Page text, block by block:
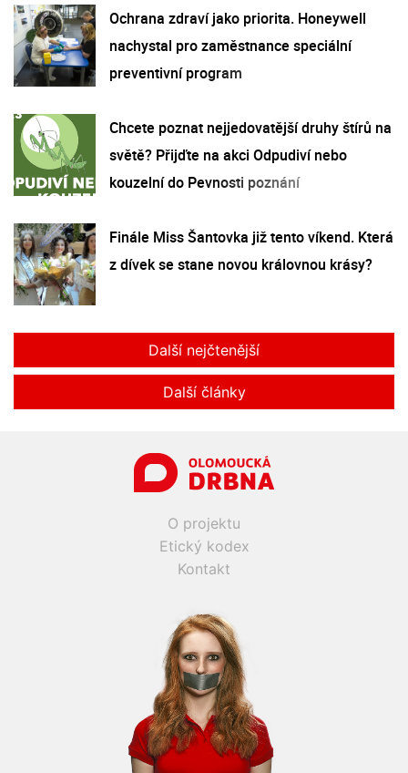
Ochrana zdraví jako priorita. Honeywell
nachystal pro zaměstnance speciální
preventivní program
Chcete poznat nejjedovatější druhy štírů na
světě? Přijďte na akci Odpudiví nebo
kouzelní do Pevnosti poznání
Finále Miss Šantovka již tento víkend. Která
z dívek se stane novou královnou krásy?
Další nejčtenější
Další články
O projektu
Etický kodex
Kontakt